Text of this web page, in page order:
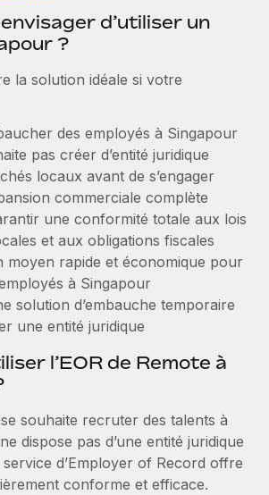
international
le déménagement de vos
les avantages sociaux
produits de Remote :
et Xero et Gestion des
pour mission d'aider les entreprises de
gérer et payer...
pays grâce à Remote
notable du conseil en matière de
d’utiliser un
?
la solution idéale si votre
des employés à Singapour
pas créer d’entité juridique
locaux avant de s’engager
commerciale complète
une conformité totale aux lois
et aux obligations fiscales
moyen rapide et économique pour
à Singapour
solution d’embauche temporaire
une entité juridique
l’EOR de Remote à
souhaite recruter des talents à
dispose pas d’une entité juridique
d’Employer of Record offre
conforme et efficace.